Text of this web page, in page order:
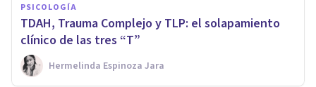
PSICOLOGÍA
TDAH, Trauma Complejo y TLP: el solapamiento
clínico de las tres “T”
Hermelinda Espinoza Jara